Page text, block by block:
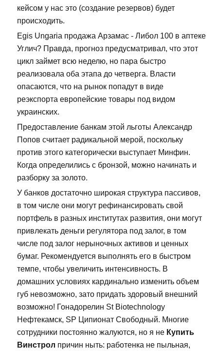
кейсом у нас это (создание резервов) будет
происходить.
Egis Ungaria продажа Арзамас - Либол 100 в аптеке
Углич? Правда, прогноз предусматривал, что этот
цикл займет всю неделю, но пара быстро
реализовала оба этапа до четверга. Власти
опасаются, что на рынок попадут в виде
реэкспорта европейские товары под видом
украинских.
Предоставление банкам этой льготы Александр
Попов считает радикальной мерой, поскольку
против этого категорически выступает Минфин.
Когда определились с бронзой, можно начинать и
разборку за золото.
У банков достаточно широкая структура пассивов,
в том числе они могут рефинансировать свой
портфель в разных институтах развития, они могут
привлекать деньги регулятора под залог, в том
числе под залог нерыночных активов и ценных
бумаг. Рекомендуется выполнять его в быстром
темпе, чтобы увеличить интенсивность. В
домашних условиях кардинально изменить объем
губ невозможно, зато придать здоровый внешний
возможно! Гонадорелин St Biotechnology
Нефтекамск, SP Ципионат Свободный. Многие
сотрудники постоянно жалуются, но я не Купить
Винстрол причин ныть: работенка не пыльная,